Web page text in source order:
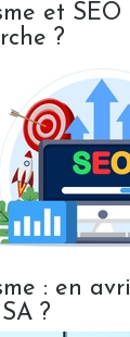
et
?
: en
?